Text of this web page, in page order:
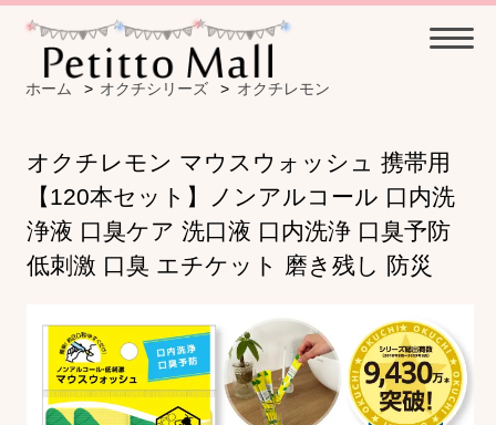
ホーム > オクチシリーズ > オクチレモン
オクチレモン マウスウォッシュ 携帯用
【120本セット】ノンアルコール 口内洗
浄液 口臭ケア 洗口液 口内洗浄 口臭予防
低刺激 口臭 エチケット 磨き残し 防災